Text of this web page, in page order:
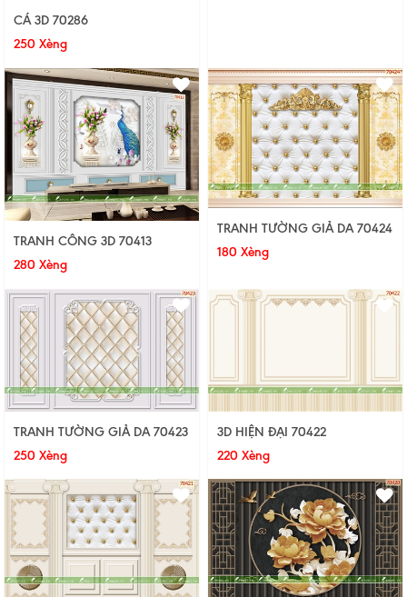
CÁ 3D 70286
250 Xèng
TRANH CÔNG 3D 70413
280 Xèng
TRANH TƯỜNG GIẢ DA 70424
180 Xèng
TRANH TƯỜNG GIẢ DA 70423
250 Xèng
3D HIỆN ĐẠI 70422
220 Xèng